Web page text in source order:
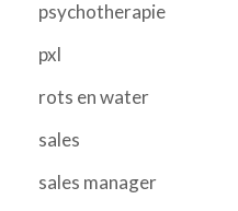
psychotherapie
pxl
rots en water
sales
sales manager